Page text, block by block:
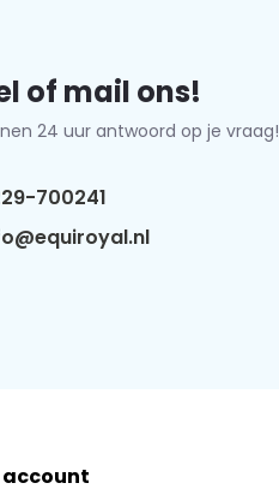
of mail ons!
24 uur antwoord op je vraag!
700241
account